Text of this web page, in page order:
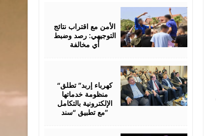
الأمن مع اقتراب نتائج
التوجيهي: رصد وضبط
أي مخالفة
2026
“كهرباء إربد” تطلق
منظومة خدماتها
الإلكترونية بالتكامل
مع تطبيق “سند”